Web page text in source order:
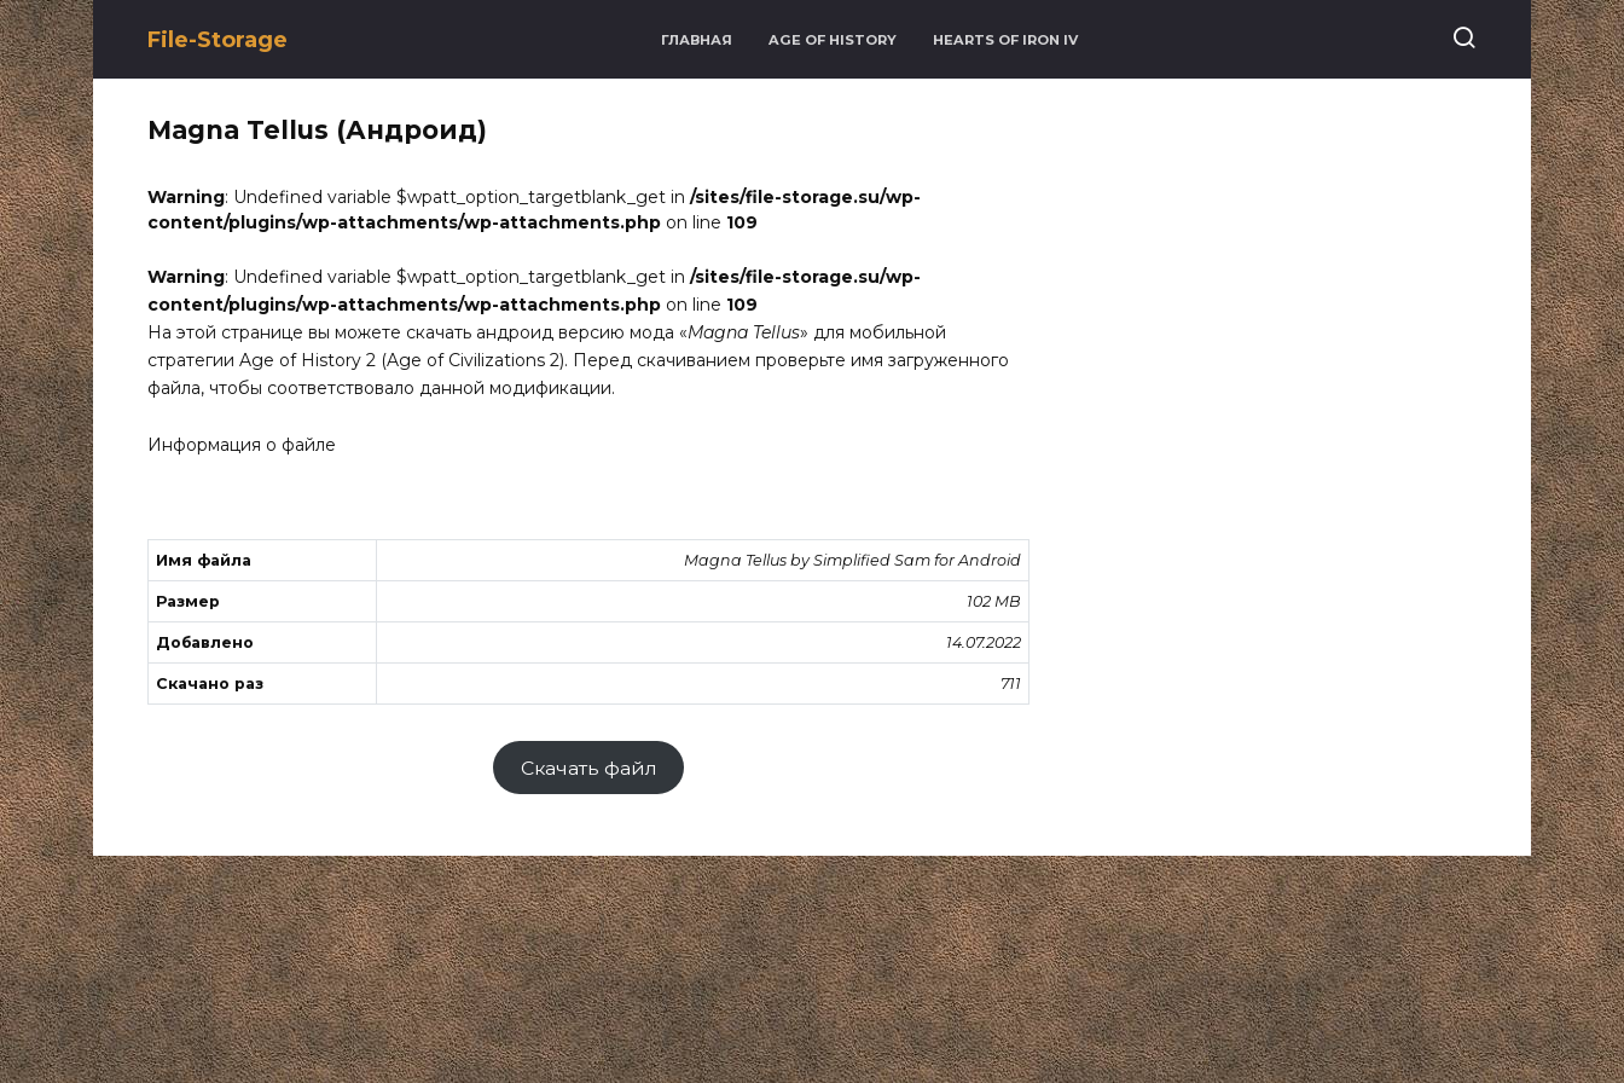
Перейти
к
содержанию
File-Storage ГЛАВНАЯ AGE OF HISTORY HEARTS OF IRON IV
Magna Tellus (Андроид)
Warning: Undefined variable $wpatt_option_targetblank_get in /sites/file-storage.su/wp-
content/plugins/wp-attachments/wp-attachments.php on line 109
Warning: Undefined variable $wpatt_option_targetblank_get in /sites/file-storage.su/wp-
content/plugins/wp-attachments/wp-attachments.php on line 109
На этой странице вы можете скачать андроид версию мода «Magna Tellus» для мобильной
стратегии Age of History 2 (Age of Civilizations 2). Перед скачиванием проверьте имя загруженного
файла, чтобы соответствовало данной модификации.
Информация о файле
Имя файла Magna Tellus by Simplified Sam for Android
Размер 102 MB
Добавлено 14.07.2022
Скачано раз 711
Скачать файл